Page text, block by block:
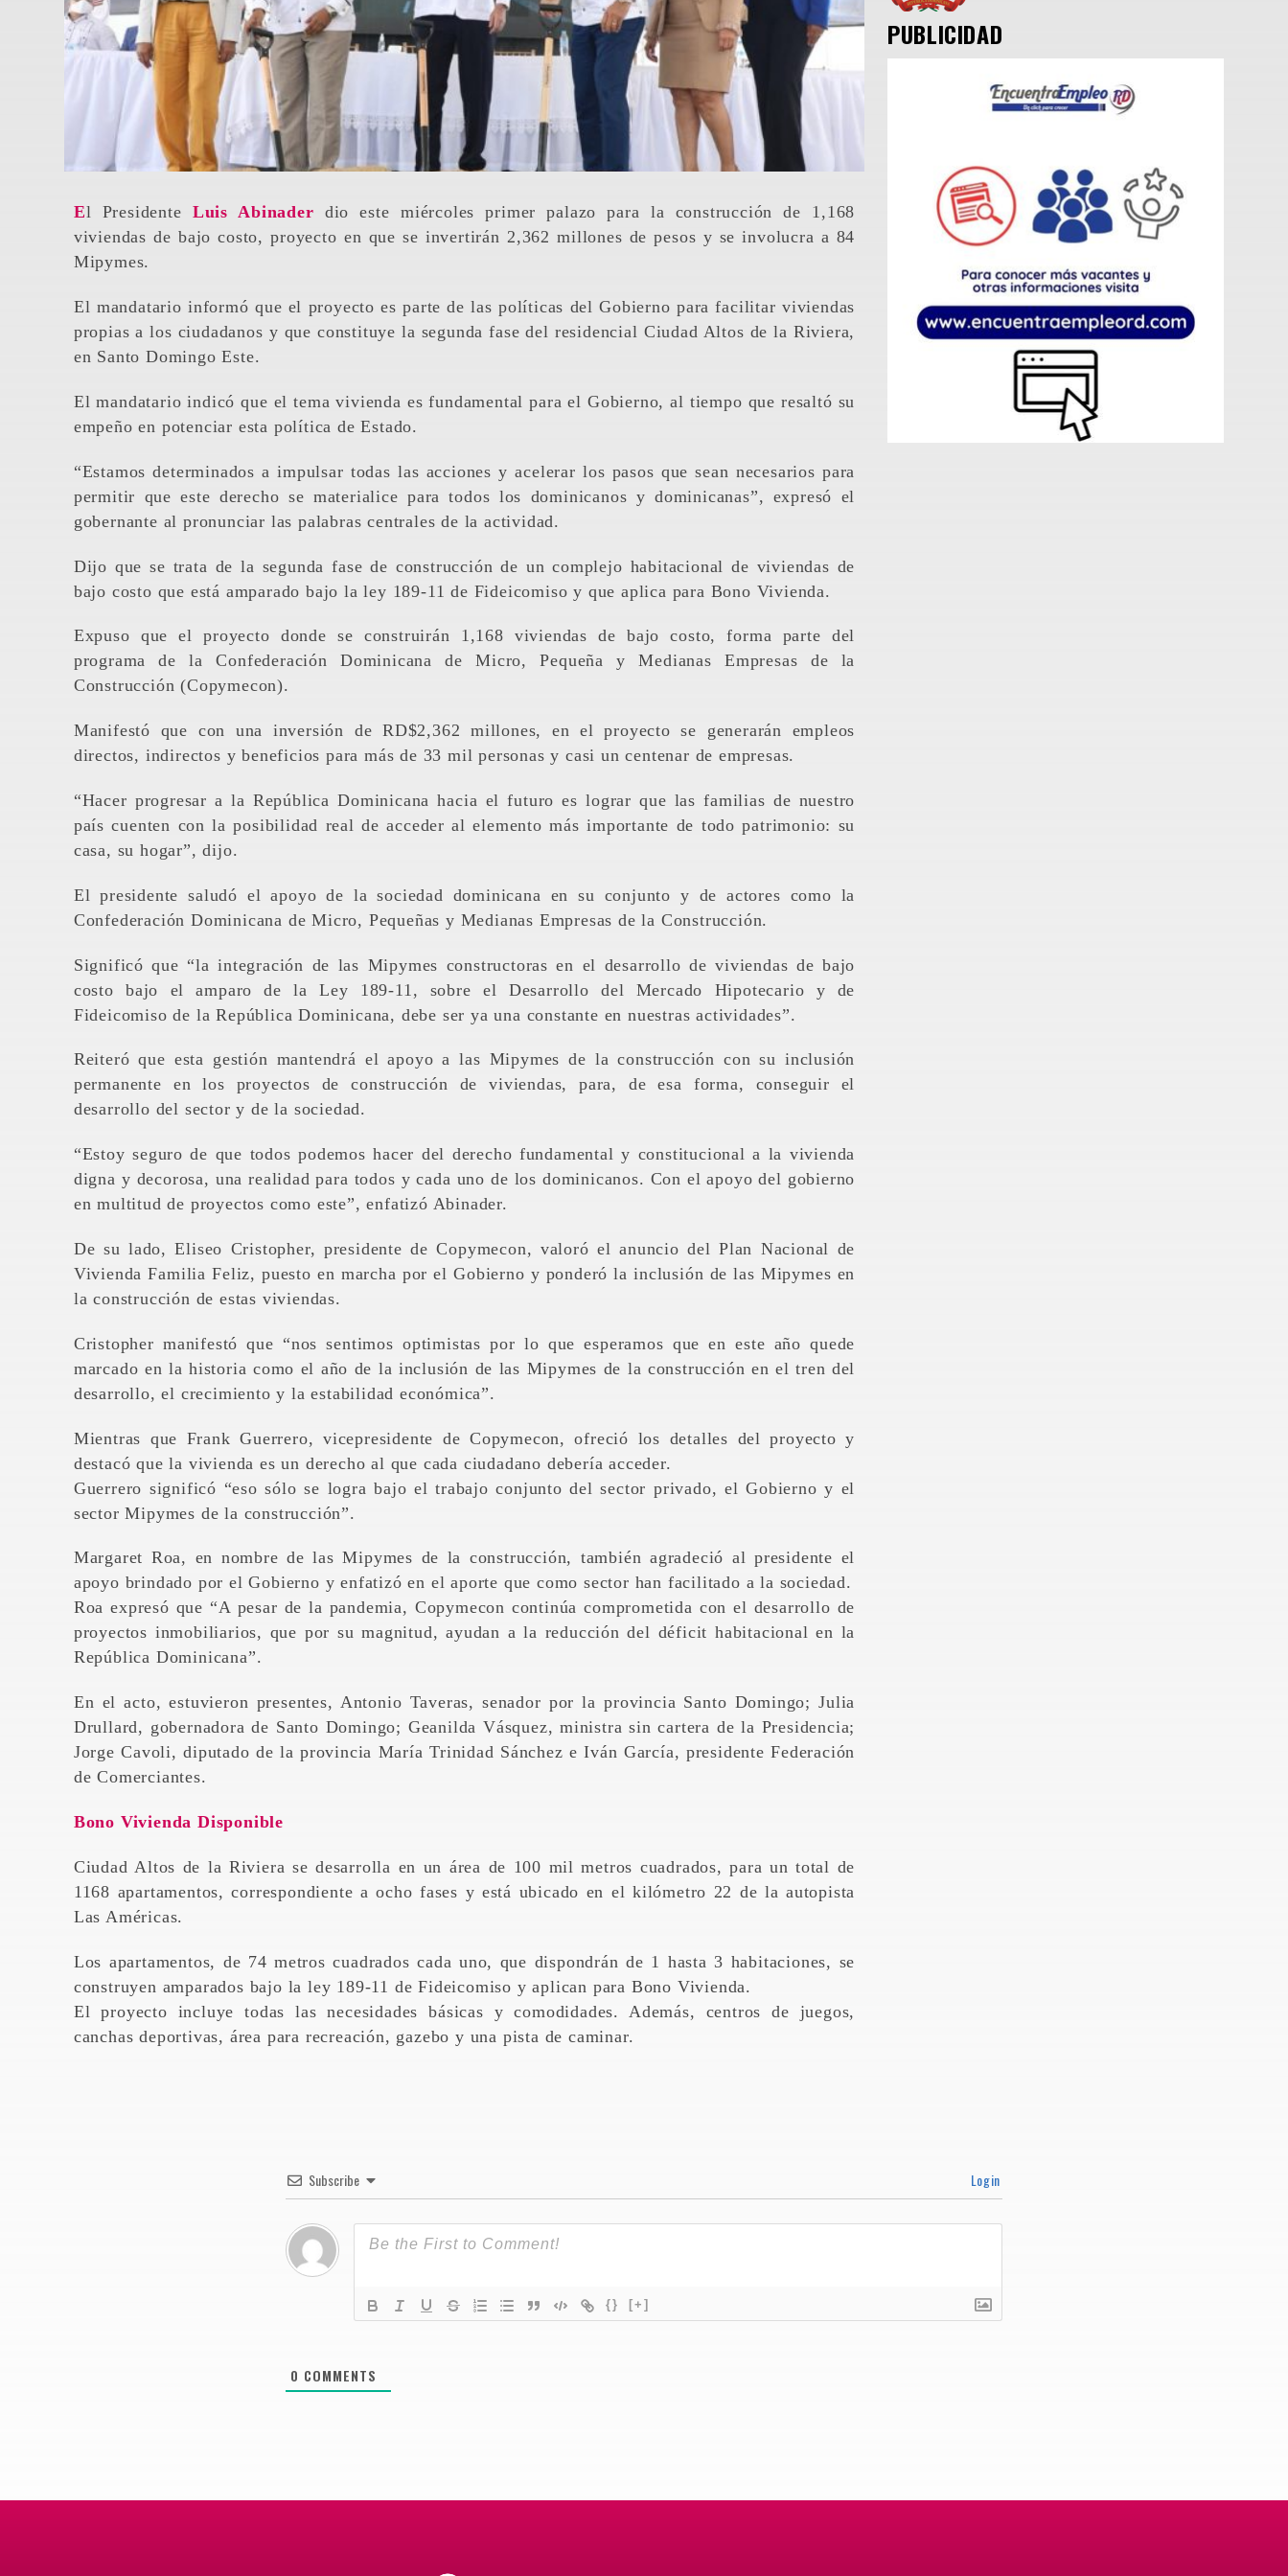
El Presidente Luis Abinader dio este miércoles primer palazo para la construcción de 1,168
viviendas de bajo costo, proyecto en que se invertirán 2,362 millones de pesos y se involucra a 84
Mipymes.
El mandatario informó que el proyecto es parte de las políticas del Gobierno para facilitar viviendas
propias a los ciudadanos y que constituye la segunda fase del residencial Ciudad Altos de la Riviera,
en Santo Domingo Este.
El mandatario indicó que el tema vivienda es fundamental para el Gobierno, al tiempo que resaltó su
empeño en potenciar esta política de Estado.
“Estamos determinados a impulsar todas las acciones y acelerar los pasos que sean necesarios para
permitir que este derecho se materialice para todos los dominicanos y dominicanas”, expresó el
gobernante al pronunciar las palabras centrales de la actividad.
Dijo que se trata de la segunda fase de construcción de un complejo habitacional de viviendas de
bajo costo que está amparado bajo la ley 189-11 de Fideicomiso y que aplica para Bono Vivienda.
Expuso que el proyecto donde se construirán 1,168 viviendas de bajo costo, forma parte del
programa de la Confederación Dominicana de Micro, Pequeña y Medianas Empresas de la
Construcción (Copymecon).
Manifestó que con una inversión de RD$2,362 millones, en el proyecto se generarán empleos
directos, indirectos y beneficios para más de 33 mil personas y casi un centenar de empresas.
“Hacer progresar a la República Dominicana hacia el futuro es lograr que las familias de nuestro
país cuenten con la posibilidad real de acceder al elemento más importante de todo patrimonio: su
casa, su hogar”, dijo.
El presidente saludó el apoyo de la sociedad dominicana en su conjunto y de actores como la
Confederación Dominicana de Micro, Pequeñas y Medianas Empresas de la Construcción.
Significó que “la integración de las Mipymes constructoras en el desarrollo de viviendas de bajo
costo bajo el amparo de la Ley 189-11, sobre el Desarrollo del Mercado Hipotecario y de
Fideicomiso de la República Dominicana, debe ser ya una constante en nuestras actividades”.
Reiteró que esta gestión mantendrá el apoyo a las Mipymes de la construcción con su inclusión
permanente en los proyectos de construcción de viviendas, para, de esa forma, conseguir el
desarrollo del sector y de la sociedad.
“Estoy seguro de que todos podemos hacer del derecho fundamental y constitucional a la vivienda
digna y decorosa, una realidad para todos y cada uno de los dominicanos. Con el apoyo del gobierno
en multitud de proyectos como este”, enfatizó Abinader.
De su lado, Eliseo Cristopher, presidente de Copymecon, valoró el anuncio del Plan Nacional de
Vivienda Familia Feliz, puesto en marcha por el Gobierno y ponderó la inclusión de las Mipymes en
la construcción de estas viviendas.
Cristopher manifestó que “nos sentimos optimistas por lo que esperamos que en este año quede
marcado en la historia como el año de la inclusión de las Mipymes de la construcción en el tren del
desarrollo, el crecimiento y la estabilidad económica”.
Mientras que Frank Guerrero, vicepresidente de Copymecon, ofreció los detalles del proyecto y
destacó que la vivienda es un derecho al que cada ciudadano debería acceder.
Guerrero significó “eso sólo se logra bajo el trabajo conjunto del sector privado, el Gobierno y el
sector Mipymes de la construcción”.
Margaret Roa, en nombre de las Mipymes de la construcción, también agradeció al presidente el
apoyo brindado por el Gobierno y enfatizó en el aporte que como sector han facilitado a la sociedad.
Roa expresó que “A pesar de la pandemia, Copymecon continúa comprometida con el desarrollo de
proyectos inmobiliarios, que por su magnitud, ayudan a la reducción del déficit habitacional en la
República Dominicana”.
En el acto, estuvieron presentes, Antonio Taveras, senador por la provincia Santo Domingo; Julia
Drullard, gobernadora de Santo Domingo; Geanilda Vásquez, ministra sin cartera de la Presidencia;
Jorge Cavoli, diputado de la provincia María Trinidad Sánchez e Iván García, presidente Federación
de Comerciantes.
Bono Vivienda Disponible
Ciudad Altos de la Riviera se desarrolla en un área de 100 mil metros cuadrados, para un total de
1168 apartamentos, correspondiente a ocho fases y está ubicado en el kilómetro 22 de la autopista
Las Américas.
Los apartamentos, de 74 metros cuadrados cada uno, que dispondrán de 1 hasta 3 habitaciones, se
construyen amparados bajo la ley 189-11 de Fideicomiso y aplican para Bono Vivienda.
El proyecto incluye todas las necesidades básicas y comodidades. Además, centros de juegos,
canchas deportivas, área para recreación, gazebo y una pista de caminar.
PUBLICIDAD
Subscribe Login
{} [+]
0 COMMENTS